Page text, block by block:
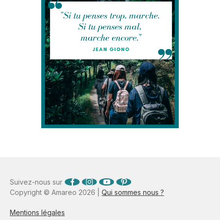
Copyright © Amareo 2026 | Qui sommes nous ?
Mentions légales
Suivez-nous sur